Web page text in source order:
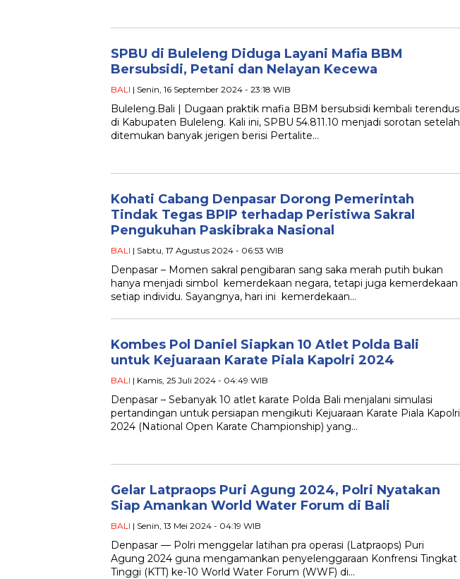
SPBU di Buleleng Diduga Layani Mafia BBM
Bersubsidi, Petani dan Nelayan Kecewa
BALI | Senin, 16 September 2024 - 23:18 WIB
Buleleng.Bali | Dugaan praktik mafia BBM bersubsidi kembali terendus
di Kabupaten Buleleng. Kali ini, SPBU 54.811.10 menjadi sorotan setelah
ditemukan banyak jerigen berisi Pertalite…
Kohati Cabang Denpasar Dorong Pemerintah
Tindak Tegas BPIP terhadap Peristiwa Sakral
Pengukuhan Paskibraka Nasional
BALI | Sabtu, 17 Agustus 2024 - 06:53 WIB
Denpasar – Momen sakral pengibaran sang saka merah putih bukan
hanya menjadi simbol kemerdekaan negara, tetapi juga kemerdekaan
setiap individu. Sayangnya, hari ini kemerdekaan…
Kombes Pol Daniel Siapkan 10 Atlet Polda Bali
untuk Kejuaraan Karate Piala Kapolri 2024
BALI | Kamis, 25 Juli 2024 - 04:49 WIB
Denpasar – Sebanyak 10 atlet karate Polda Bali menjalani simulasi
pertandingan untuk persiapan mengikuti Kejuaraan Karate Piala Kapolri
2024 (National Open Karate Championship) yang…
Gelar Latpraops Puri Agung 2024, Polri Nyatakan
Siap Amankan World Water Forum di Bali
BALI | Senin, 13 Mei 2024 - 04:19 WIB
Denpasar — Polri menggelar latihan pra operasi (Latpraops) Puri
Agung 2024 guna mengamankan penyelenggaraan Konfrensi Tingkat
Tinggi (KTT) ke-10 World Water Forum (WWF) di…